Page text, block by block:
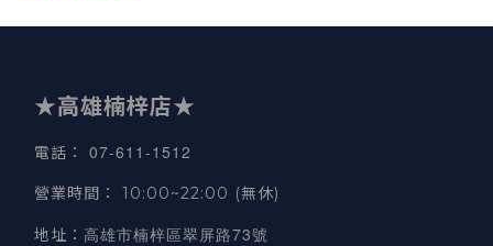
★高雄楠梓店★
電話 ： 07-611-1512
營業時間 ： 10:00~22:00 (無休)
地址 ： 高雄市楠梓區翠屏路73號